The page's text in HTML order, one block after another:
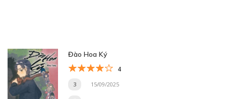
Đào Hoa Ký
4
3 15/09/2025